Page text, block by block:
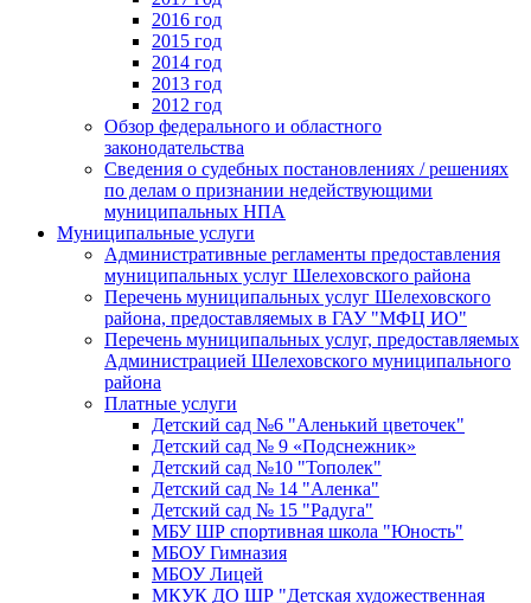
2016 год
2015 год
2014 год
2013 год
2012 год
Обзор федерального и областного
законодательства
Сведения о судебных постановлениях / решениях
по делам о признании недействующими
муниципальных НПА
Муниципальные услуги
Административные регламенты предоставления
муниципальных услуг Шелеховского района
Перечень муниципальных услуг Шелеховского
района, предоставляемых в ГАУ "МФЦ ИО"
Перечень муниципальных услуг, предоставляемых
Администрацией Шелеховского муниципального
района
Платные услуги
Детский сад №6 "Аленький цветочек"
Детский сад № 9 «Подснежник»
Детский сад №10 "Тополек"
Детский сад № 14 "Аленка"
Детский сад № 15 "Радуга"
МБУ ШР спортивная школа "Юность"
МБОУ Гимназия
МБОУ Лицей
МКУК ДО ШР "Детская художественная